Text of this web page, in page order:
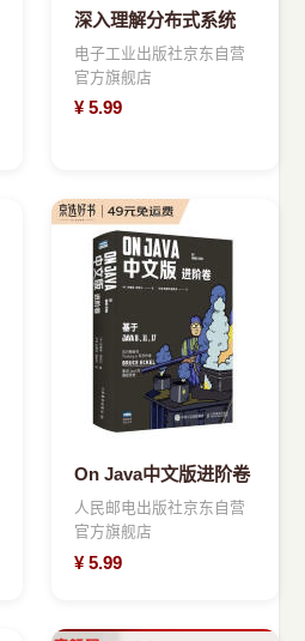
深入理解分布式系统
电子工业出版社京东自营
官方旗舰店
¥ 5.99
On Java中文版进阶卷
人民邮电出版社京东自营
官方旗舰店
¥ 5.99